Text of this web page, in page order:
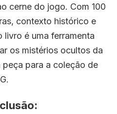
cerne do jogo. Com 100
contexto histórico e
livro é uma ferramenta
os mistérios ocultos da
para a coleção de